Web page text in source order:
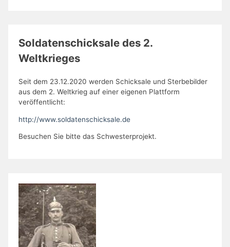
Soldatenschicksale des 2.
Weltkrieges
Seit dem 23.12.2020 werden Schicksale und Sterbebilder
aus dem 2. Weltkrieg auf einer eigenen Plattform
veröffentlicht:
http://www.soldatenschicksale.de
Besuchen Sie bitte das Schwesterprojekt.